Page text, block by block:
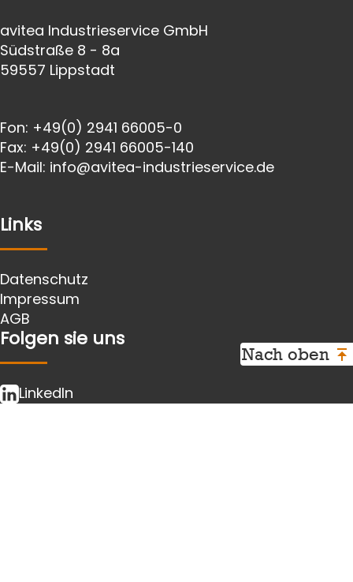
avitea Industrieservice GmbH
Südstraße 8 - 8a
59557 Lippstadt
Fon: +49(0) 2941 66005-0
Fax: +49(0) 2941 66005-140
E-Mail: info@avitea-industrieservice.de
Links
Datenschutz
Impressum
AGB
Folgen sie uns
LinkedIn
Nach oben